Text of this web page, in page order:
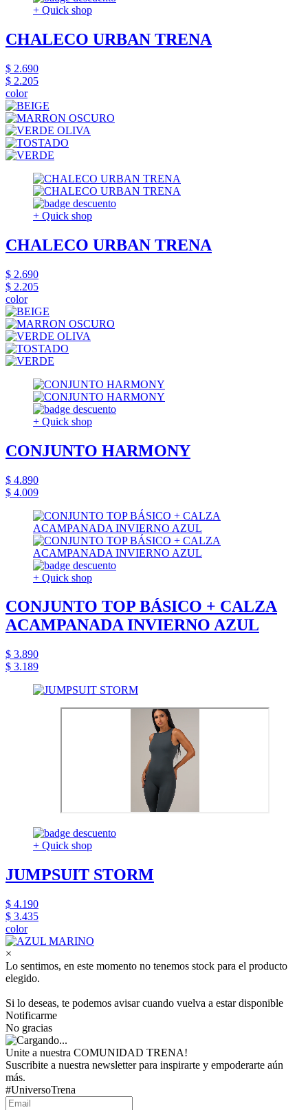
+ Quick shop
CHALECO URBAN TRENA
$ 2.690
$ 2.205
color
+ Quick shop
CHALECO URBAN TRENA
$ 2.690
$ 2.205
color
+ Quick shop
CONJUNTO HARMONY
$ 4.890
$ 4.009
+ Quick shop
CONJUNTO TOP BÁSICO + CALZA
ACAMPANADA INVIERNO AZUL
$ 3.890
$ 3.189
+ Quick shop
JUMPSUIT STORM
$ 4.190
$ 3.435
color
×
Lo sentimos, en este momento no tenemos stock para el producto
elegido.
Si lo deseas, te podemos avisar cuando vuelva a estar disponible
Notificarme
No gracias
Unite a nuestra COMUNIDAD TRENA!
Suscribite a nuestra newsletter para inspirarte y empoderarte aún
más.
#UniversoTrena